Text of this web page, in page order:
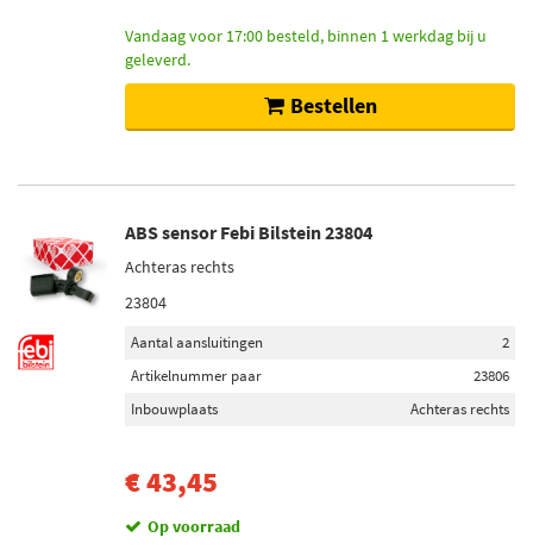
Vandaag voor 17:00 besteld, binnen 1 werkdag bij u
geleverd.
Bestellen
ABS sensor Febi Bilstein 23804
Achteras rechts
23804
Aantal aansluitingen
2
Artikelnummer paar
23806
Inbouwplaats
Achteras rechts
€ 43,45
Op voorraad